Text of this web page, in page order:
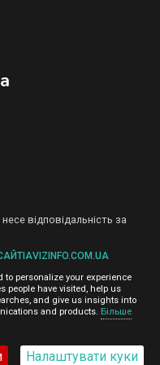
відповідальність за
користувачів
за правила
AvizInfo.com.ua. На
реклама Google
детальніше про
to personalize your experience
people have visited, help us
and give us insights into
and products. Більше
Налаштувати куки